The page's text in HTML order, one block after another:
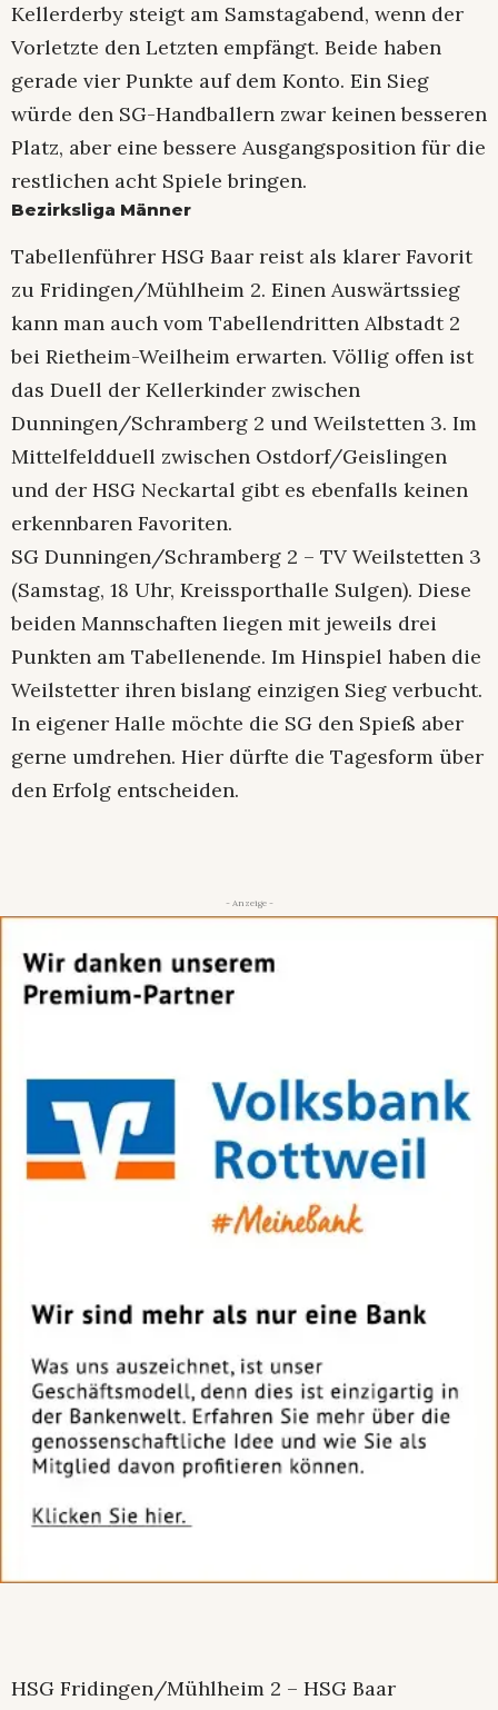
Kellerderby steigt am Samstagabend, wenn der
Vorletzte den Letzten empfängt. Beide haben
gerade vier Punkte auf dem Konto. Ein Sieg
würde den SG-Handballern zwar keinen besseren
Platz, aber eine bessere Ausgangsposition für die
restlichen acht Spiele bringen.
Bezirksliga Männer
Tabellenführer HSG Baar reist als klarer Favorit
zu Fridingen/Mühlheim 2. Einen Auswärtssieg
kann man auch vom Tabellendritten Albstadt 2
bei Rietheim-Weilheim erwarten. Völlig offen ist
das Duell der Kellerkinder zwischen
Dunningen/Schramberg 2 und Weilstetten 3. Im
Mittelfeldduell zwischen Ostdorf/Geislingen
und der HSG Neckartal gibt es ebenfalls keinen
erkennbaren Favoriten.
SG Dunningen/Schramberg 2 – TV Weilstetten 3
(Samstag, 18 Uhr, Kreissporthalle Sulgen). Diese
beiden Mannschaften liegen mit jeweils drei
Punkten am Tabellenende. Im Hinspiel haben die
Weilstetter ihren bislang einzigen Sieg verbucht.
In eigener Halle möchte die SG den Spieß aber
gerne umdrehen. Hier dürfte die Tagesform über
den Erfolg entscheiden.
- Anzeige -
HSG Fridingen/Mühlheim 2 – HSG Baar